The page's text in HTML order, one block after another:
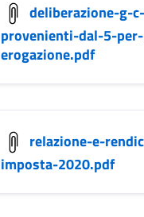
deliberazione-g-
provenienti-dal-5-
erogazione.pdf
relazione-e-
imposta-2020.pdf